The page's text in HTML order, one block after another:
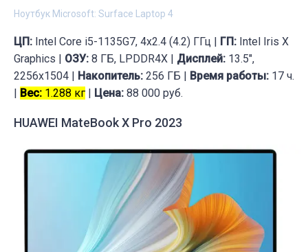
Ноутбук Microsoft: Surface Laptop 4
ЦП: Intel Core i5-1135G7, 4x2.4 (4.2) ГГц | ГП: Intel Iris X
Graphics | ОЗУ: 8 ГБ, LPDDR4X | Дисплей: 13.5",
2256x1504 | Накопитель: 256 ГБ | Время работы: 17 ч.
| Вес: 1.288 кг | Цена: 88 000 руб.
HUAWEI MateBook X Pro 2023